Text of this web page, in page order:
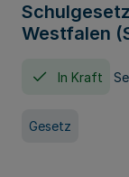
Westfalen
In Kraft
Gesetz